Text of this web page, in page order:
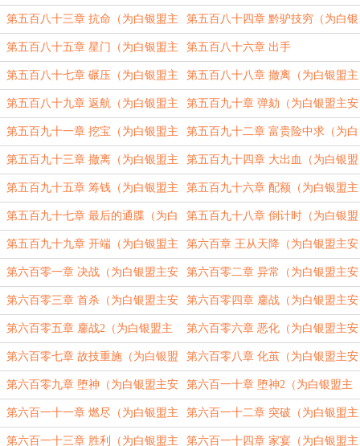
盟主安京元加更）（四合一） 安京元加更）（四合一）
第五百八十三章 抗命（为白银盟主
安京元加更）（四合一）
第五百八十四章 黔驴技穷（为白银
盟主安京元加更）（四合一）
第五百八十五章 星门（为白银盟主
安京元加更）（四合一）
第五百八十六章 出手
第五百八十七章 碾压（为白银盟主
安京元加更）（四合一）
第五百八十八章 撤离（为白银盟主
安京元加更）（四合一）
第五百八十九章 返航（为白银盟主
安京元加更）（四合一）
第五百九十章 弹劾（为白银盟主安
京元加更）（四合一）
第五百九十一章 挖宝（为白银盟主
安京元加更）（四合一）
第五百九十二章 富贵险中求（为白
银盟主安京元加更）（四合一）
第五百九十三章 撤离（为白银盟主
安京元加更）（四合一）
第五百九十四章 大出血（为白银盟
主安京元加更）（四合一）
第五百九十五章 筹钱（为白银盟主
安京元加更）（四合一）
第五百九十六章 配额（为白银盟主
安京元加更）（四合一）
第五百九十七章 最后的通牒（为白
银盟主安京元加更）（四合一）
第五百九十八章 倒计时（为白银盟
主安京元加更）（四合一）
第五百九十九章 开端（为白银盟主
安京元加更）（四合一）
第六百章 王从天降（为白银盟主安
京元加更）（四合一）
第六百零一章 决战（为白银盟主安
京元加更）（四合一）
第六百零二章 异常（为白银盟主安
京元加更）（四合一）
第六百零三章 首杀（为白银盟主安
京元加更）（四合一）
第六百零四章 鏖战（为白银盟主安
京元加更）（四合一）
第六百零五章 鏖战2（为白银盟主
安京元加更）（四合一）
第六百零六章 恶化（为白银盟主安
京元加更）（四合一）
第六百零七章 故技重施（为白银盟
主安京元加更）（四合一）
第六百零八章 化茧（为白银盟主安
京元加更）（四合一）
第六百零九章 堕神（为白银盟主安
京元加更）（四合一）
第六百一十章 堕神2（为白银盟主
安京元加更）（四合一）
第六百一十一章 燃尽（为白银盟主
安京元加更）（四合一）
第六百一十二章 突破（为白银盟主
安京元加更）（四合一）
第六百一十三章 胜利（为白银盟主 第六百一十四章 家宴（为白银盟主